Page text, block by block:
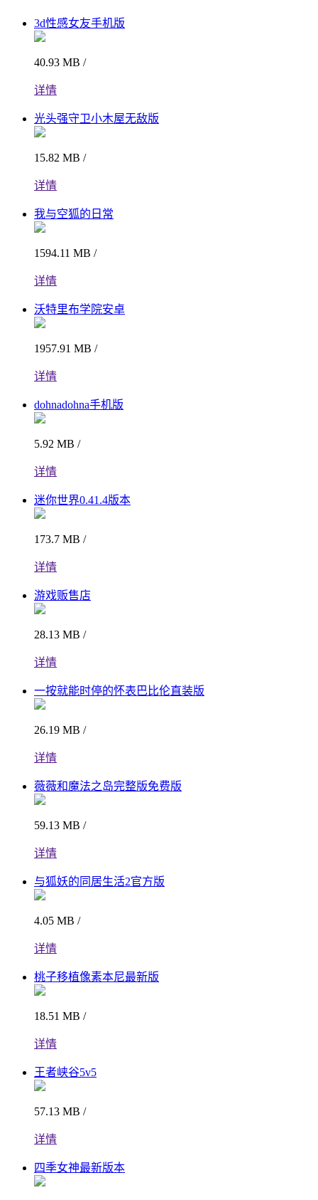
3d性感女友手机版
40.93 MB /
详情
光头强守卫小木屋无敌版
15.82 MB /
详情
我与空狐的日常
1594.11 MB /
详情
沃特里布学院安卓
1957.91 MB /
详情
dohnadohna手机版
5.92 MB /
详情
迷你世界0.41.4版本
173.7 MB /
详情
游戏贩售店
28.13 MB /
详情
一按就能时停的怀表巴比伦直装版
26.19 MB /
详情
薇薇和魔法之岛完整版免费版
59.13 MB /
详情
与狐妖的同居生活2官方版
4.05 MB /
详情
桃子移植像素本尼最新版
18.51 MB /
详情
王者峡谷5v5
57.13 MB /
详情
四季女神最新版本